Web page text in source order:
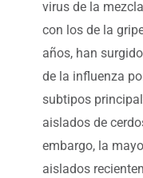
virus de la
con los de la
años, han
de la influenza
subtipos
aislados de
embargo, la
aislados